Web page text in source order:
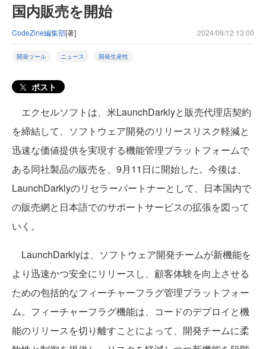
国内販売を開始
CodeZine編集部[著] 2024/09/12 13:00
開発ツール ニュース 開発生産性
ポスト
エクセルソフトは、米LaunchDarklyと販売代理店契約
を締結して、ソフトウェア開発のリリースリスク軽減と
迅速な価値提供を実現する機能管理プラットフォームで
ある同社製品の販売を、9月11日に開始した。今後は、
LaunchDarklyのリセラーパートナーとして、日本国内で
の販売網と日本語でのサポートサービスの拡張を図って
いく。
LaunchDarklyは、ソフトウェア開発チームが新機能を
より迅速かつ安全にリリースし、顧客体験を向上させる
ための包括的なフィーチャーフラグ管理プラットフォー
ム。フィーチャーフラグ機能は、コードのデプロイと機
能のリリースを切り離すことによって、開発チームに柔